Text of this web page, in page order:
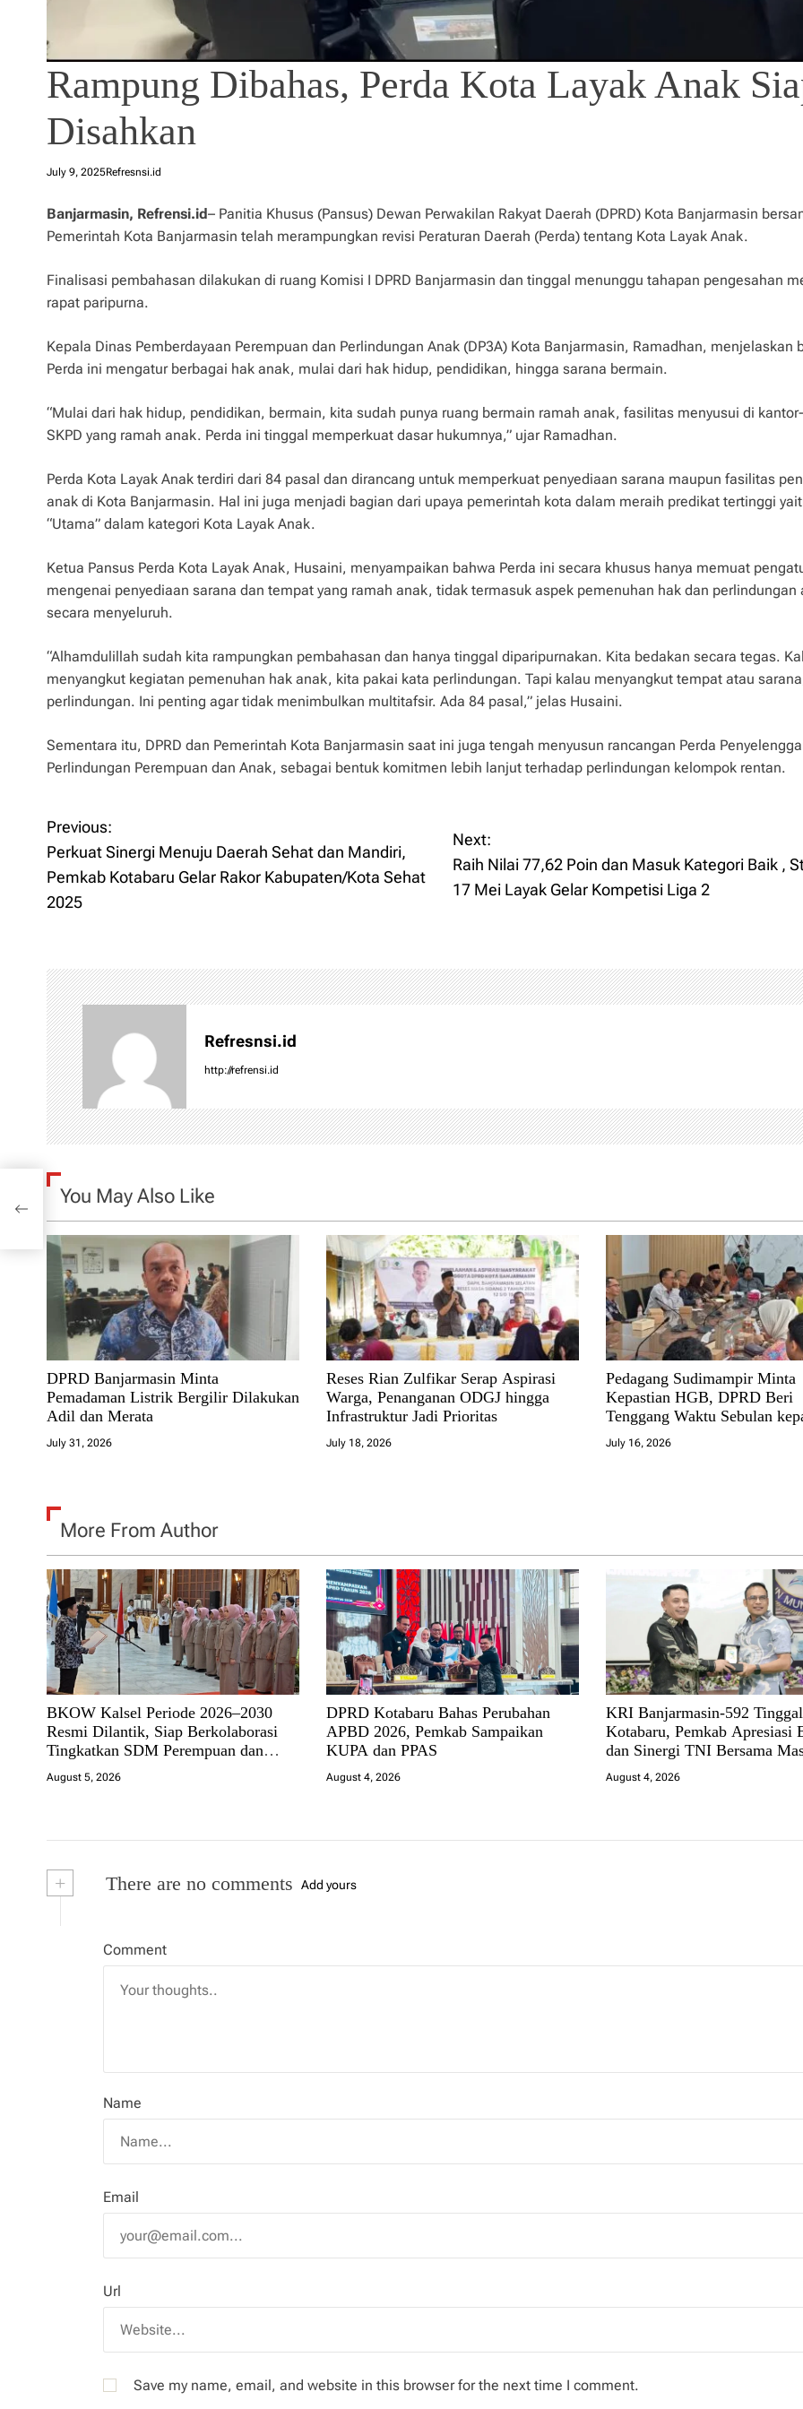
Rampung Dibahas, Perda Kota Layak Anak
Disahkan
July 9, 2025Refresnsi.id
Banjarmasin, Refrensi.id– Panitia Khusus (Pansus) Dewan Perwakilan Rakyat Daerah (DPRD) Kota Banjarmasin
Pemerintah Kota Banjarmasin telah merampungkan revisi Peraturan Daerah (Perda) tentang Kota Layak Anak.
Finalisasi pembahasan dilakukan di ruang Komisi I DPRD Banjarmasin dan tinggal menunggu tahapan pengesahan
rapat paripurna.
Kepala Dinas Pemberdayaan Perempuan dan Perlindungan Anak (DP3A) Kota Banjarmasin, Ramadhan, menjelaskan
Perda ini mengatur berbagai hak anak, mulai dari hak hidup, pendidikan, hingga sarana bermain.
“Mulai dari hak hidup, pendidikan, bermain, kita sudah punya ruang bermain ramah anak, fasilitas menyusui di
SKPD yang ramah anak. Perda ini tinggal memperkuat dasar hukumnya,” ujar Ramadhan.
Perda Kota Layak Anak terdiri dari 84 pasal dan dirancang untuk memperkuat penyediaan sarana maupun fasilitas
anak di Kota Banjarmasin. Hal ini juga menjadi bagian dari upaya pemerintah kota dalam meraih predikat tertinggi
“Utama” dalam kategori Kota Layak Anak.
Ketua Pansus Perda Kota Layak Anak, Husaini, menyampaikan bahwa Perda ini secara khusus hanya memuat
mengenai penyediaan sarana dan tempat yang ramah anak, tidak termasuk aspek pemenuhan hak dan perlindungan
secara menyeluruh.
“Alhamdulillah sudah kita rampungkan pembahasan dan hanya tinggal diparipurnakan. Kita bedakan secara tegas.
menyangkut kegiatan pemenuhan hak anak, kita pakai kata perlindungan. Tapi kalau menyangkut tempat atau
perlindungan. Ini penting agar tidak menimbulkan multitafsir. Ada 84 pasal,” jelas Husaini.
Sementara itu, DPRD dan Pemerintah Kota Banjarmasin saat ini juga tengah menyusun rancangan Perda
Perlindungan Perempuan dan Anak, sebagai bentuk komitmen lebih lanjut terhadap perlindungan kelompok rentan.
P
o
s
n
a
v
i
g
a
t
o
n
Previous:
Perkuat Sinergi Menuju Daerah Sehat dan Mandiri,
Pemkab Kotabaru Gelar Rakor Kabupaten/Kota Sehat
2025
Next:
Raih Nilai 77,62 Poin dan Masuk Kategori Baik ,
17 Mei Layak Gelar Kompetisi Liga 2
Refresnsi.id
http://refrensi.id
You May Also Like
DPRD Banjarmasin Minta
Pemadaman Listrik Bergilir Dilakukan
Adil dan Merata
July 31, 2026
Reses Rian Zulfikar Serap Aspirasi
Warga, Penanganan ODGJ hingga
Infrastruktur Jadi Prioritas
July 18, 2026
Pedagang Sudimampir Minta
Kepastian HGB, DPRD Beri
Tenggang Waktu Sebulan
Pemko
July 16, 2026
More From Author
BKOW Kalsel Periode 2026–2030
Resmi Dilantik, Siap Berkolaborasi
Tingkatkan SDM Perempuan dan
Dukung Pembangunan Banua
August 5, 2026
DPRD Kotabaru Bahas Perubahan
APBD 2026, Pemkab Sampaikan
KUPA dan PPAS
August 4, 2026
KRI Banjarmasin-592
Kotabaru, Pemkab Apresiasi
dan Sinergi TNI Bersama
August 4, 2026
+ There are no comments Add yours
Comment
Name
Email
Url
Save my name, email, and website in this browser for the next time I comment.